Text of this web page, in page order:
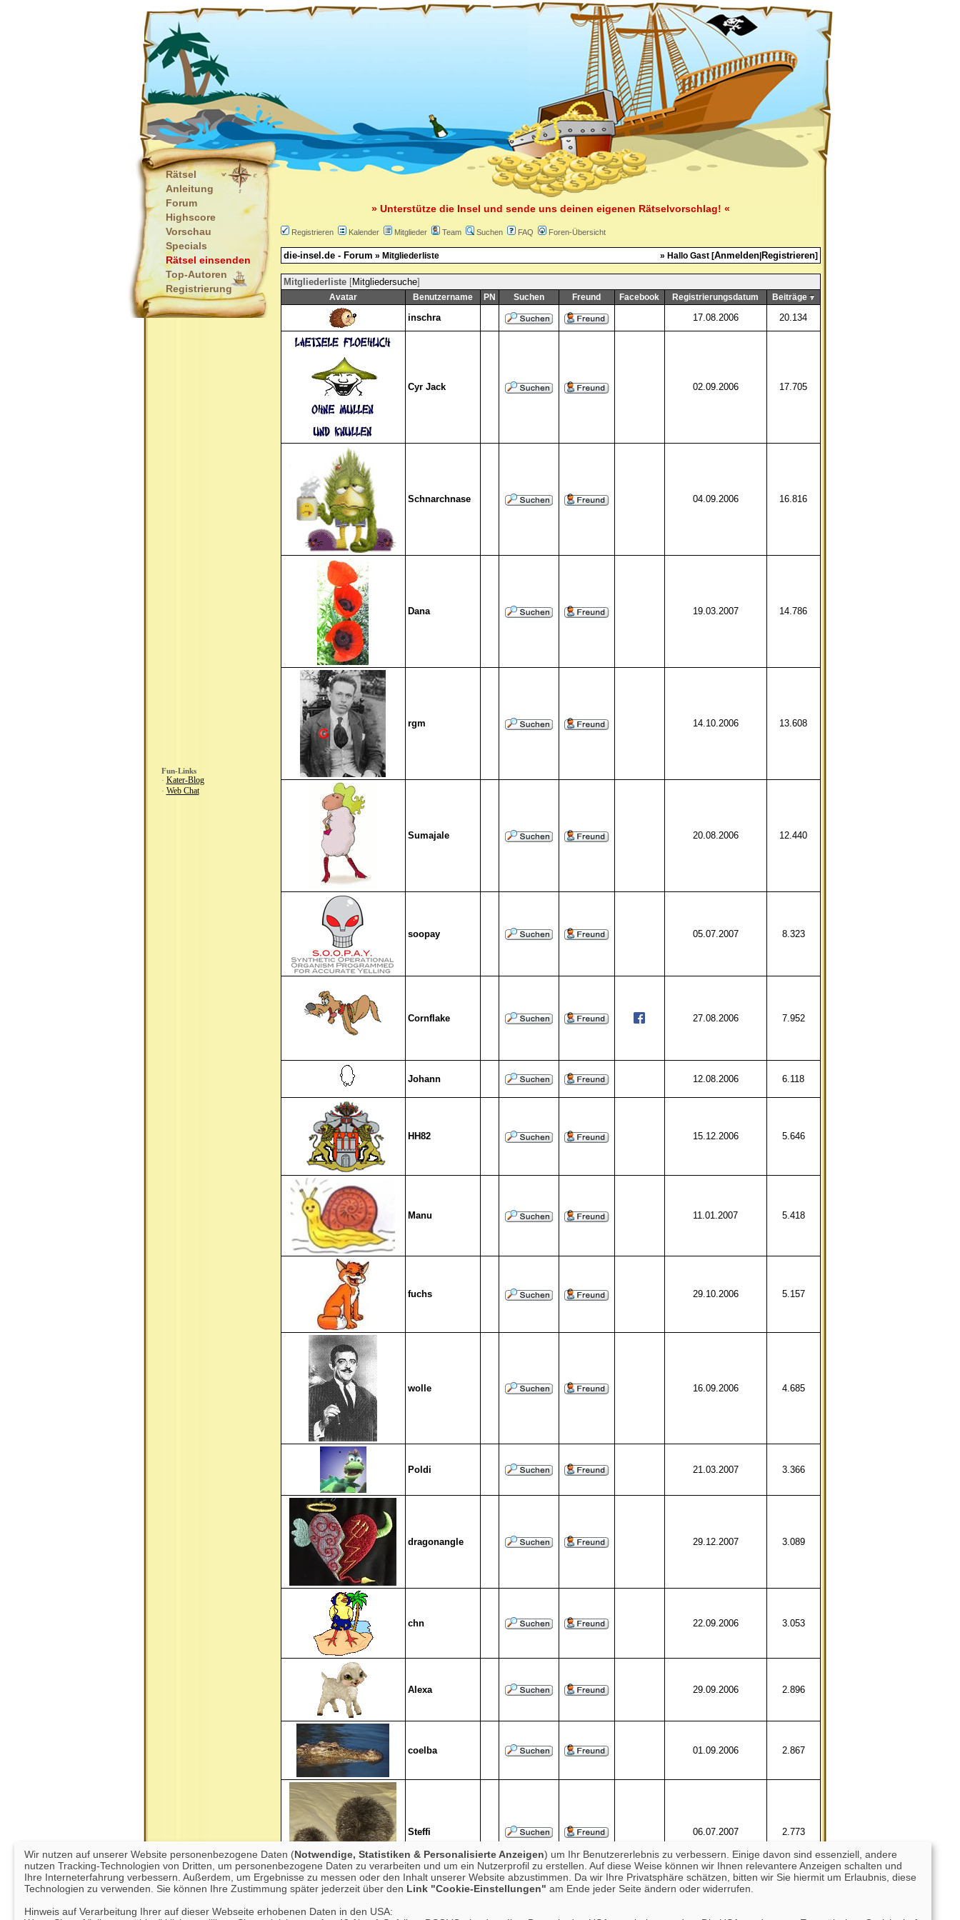
Rätsel
Anleitung
Forum
Highscore
Vorschau
Specials
Rätsel einsenden
Top-Autoren
Registrierung
Fun-Links
· Kater-Blog
· Web Chat
» Unterstütze die Insel und sende uns deinen eigenen Rätselvorschlag! «
Registrieren Kalender Mitglieder Team Suchen FAQ Foren-Übersicht
die-insel.de - Forum » Mitgliederliste » Hallo Gast [Anmelden|Registrieren]
Mitgliederliste[Mitgliedersuche]
Avatar Benutzername PN Suchen Freund Facebook Registrierungsdatum Beiträge
inschra 17.08.2006 20.134
Cyr Jack 02.09.2006 17.705
Schnarchnase 04.09.2006 16.816
Dana 19.03.2007 14.786
rgm 14.10.2006 13.608
Sumajale 20.08.2006 12.440
soopay 05.07.2007 8.323
Cornflake 27.08.2006 7.952
Johann 12.08.2006 6.118
HH82 15.12.2006 5.646
Manu 11.01.2007 5.418
fuchs 29.10.2006 5.157
wolle 16.09.2006 4.685
Poldi 21.03.2007 3.366
dragonangle 29.12.2007 3.089
chn 22.09.2006 3.053
Alexa 29.09.2006 2.896
coelba 01.09.2006 2.867
Steffi 06.07.2007 2.773
Wir nutzen auf unserer Website personenbezogene Daten (Notwendige, Statistiken & Personalisierte Anzeigen) um Ihr Benutzererlebnis zu verbessern. Einige davon sind essenziell, andere
nutzen Tracking-Technologien von Dritten, um personenbezogene Daten zu verarbeiten und um ein Nutzerprofil zu erstellen. Auf diese Weise können wir Ihnen relevantere Anzeigen schalten und
Ihre Interneterfahrung verbessern. Außerdem, um Ergebnisse zu messen oder den Inhalt unserer Website abzustimmen. Da wir Ihre Privatsphäre schätzen, bitten wir Sie hiermit um Erlaubnis, diese
Technologien zu verwenden. Sie können Ihre Zustimmung später jederzeit über den Link "Cookie-Einstellungen" am Ende jeder Seite ändern oder widerrufen.
Hinweis auf Verarbeitung Ihrer auf dieser Webseite erhobenen Daten in den USA: